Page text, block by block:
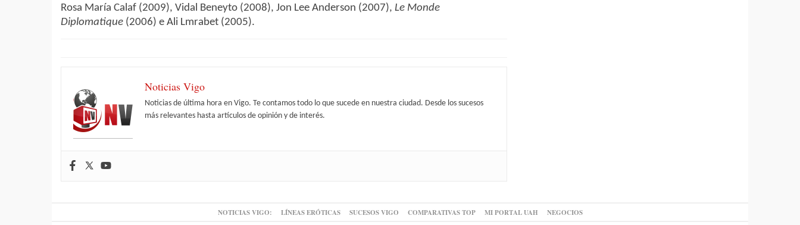
Rosa María Calaf (2009), Vidal Beneyto (2008), Jon Lee Anderson (2007), Le Monde
Diplomatique (2006) e Ali Lmrabet (2005).
Noticias Vigo
Noticias de última hora en Vigo. Te contamos todo lo que sucede en nuestra ciudad. Desde los sucesos
más relevantes hasta artículos de opinión y de interés.
NOTICIAS VIGO: LÍNEAS ERÓTICAS SUCESOS VIGO COMPARATIVAS TOP MI PORTAL UAH NEGOCIOS